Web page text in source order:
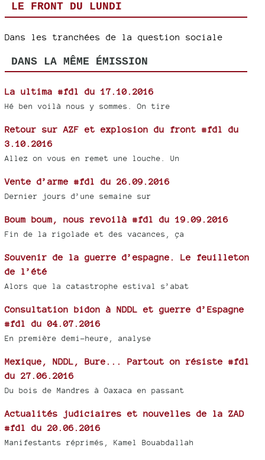
LE FRONT DU LUNDI
Dans les tranchées de la question sociale
DANS LA MÊME ÉMISSION
La ultima #fdl du 17.10.2016
Hé ben voilà nous y sommes. On tire
Retour sur AZF et explosion du front #fdl du
3.10.2016
Allez on vous en remet une louche. Un
Vente d’arme #fdl du 26.09.2016
Dernier jours d’une semaine sur
Boum boum, nous revoilà #fdl du 19.09.2016
Fin de la rigolade et des vacances, ça
Souvenir de la guerre d’espagne. Le feuilleton
de l’été
Alors que la catastrophe estival s’abat
Consultation bidon à NDDL et guerre d’Espagne
#fdl du 04.07.2016
En première demi-heure, analyse
Mexique, NDDL, Bure... Partout on résiste #fdl
du 27.06.2016
Du bois de Mandres à Oaxaca en passant
Actualités judiciaires et nouvelles de la ZAD
#fdl du 20.06.2016
Manifestants réprimés, Kamel Bouabdallah